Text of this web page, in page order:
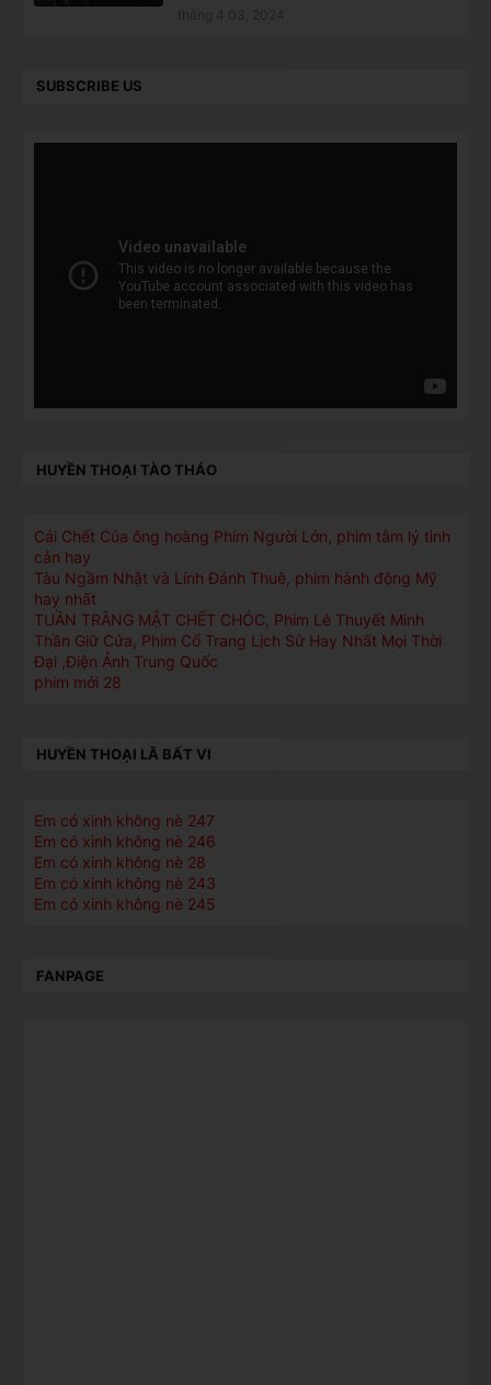
SUBSCRIBE US
HUYỀN THOẠI TÀO THÁO
Cái Chết Của ông hoàng Phim Người Lớn, phim tâm lý tình
cản hay
Tàu Ngầm Nhật và Lính Đánh Thuê, phim hành động Mỹ
hay nhất
TUẦN TRĂNG MẬT CHẾT CHÓC, Phim Lẻ Thuyết Minh
Thần Giữ Cửa, Phim Cổ Trang Lịch Sử Hay Nhất Mọi Thời
Đại ,Điện Ảnh Trung Quốc
phim mới 28
HUYỀN THOẠI LÃ BẤT VI
Em có xinh không nè 247
Em có xinh không nè 246
Em có xinh không nè 28
Em có xinh không nè 243
Em có xinh không nè 245
FANPAGE